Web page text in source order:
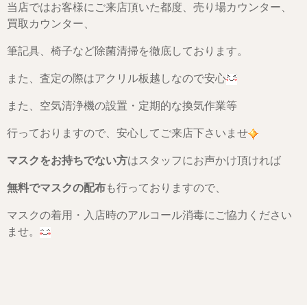
当店ではお客様にご来店頂いた都度、売り場カウンター、
買取カウンター、
筆記具、椅子など除菌清掃を徹底しております。
また、査定の際はアクリル板越しなので安心
また、空気清浄機の設置・定期的な換気作業等
行っておりますので、安心してご来店下さいませ
マスクをお持ちでない方はスタッフにお声かけ頂ければ
無料でマスクの配布も行っておりますので、
マスクの着用・入店時のアルコール消毒にご協力ください
ませ。